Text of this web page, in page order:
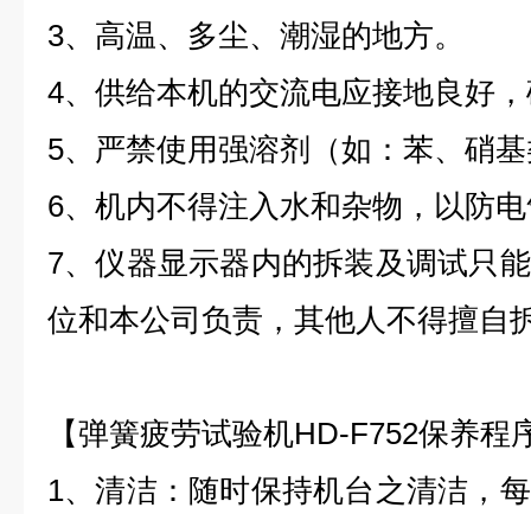
3、高温、多尘、潮湿的地方。
4、供给本机的交流电应接地良好
5、严禁使用强溶剂（如：苯、硝
6、机内不得注入水和杂物，以防
7、仪器显示器内的拆装及调试只
位和本公司负责，其他人不得擅自
【弹簧疲劳试验机HD-F752保养程
1、清洁：随时保持机台之清洁，